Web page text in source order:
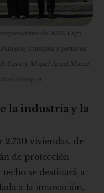
del AMB; Olga
consejera y portavoz
Gavà; y Miquel Ángel Munar,
Group, d
la industria y la
viviendas, de
de protección
se destinará a
a la innovación,